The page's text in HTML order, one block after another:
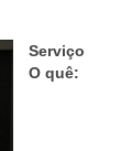
Serviço
O quê: